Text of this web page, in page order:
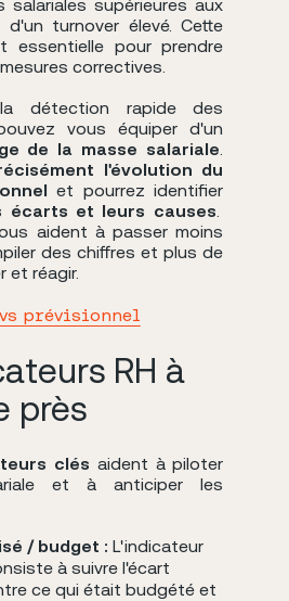
salariales supérieures aux
turnover élevé. Cette
essentielle pour prendre
correctives.
détection rapide des
vous équiper d'un
de la masse salariale.
l'évolution du
et pourrez identifier
écarts et leurs causes.
aident à passer moins
des chiffres et plus de
et réagir.
prévisionnel
RH à
près
clés aident à piloter
et à anticiper les
/ budget : L'indicateur
à suivre l'écart
ce qui était budgété et